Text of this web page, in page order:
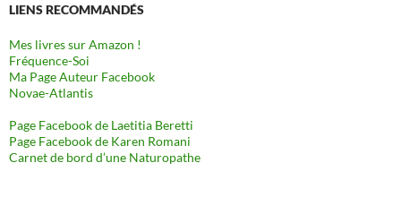
LIENS RECOMMANDÉS
Mes livres sur Amazon !
Fréquence-Soi
Ma Page Auteur Facebook
Novae-Atlantis
Page Facebook de Laetitia Beretti
Page Facebook de Karen Romani
Carnet de bord d’une Naturopathe